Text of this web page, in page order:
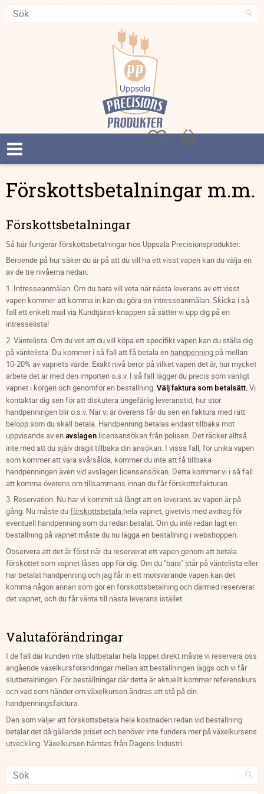
FavoriterKundvagn
Förskottsbetalningar m.m.
Förskottsbetalningar
Så här fungerar förskottsbetalningar hos Uppsala Precisionsprodukter:
Beroende på hur säker du är på att du vill ha ett visst vapen kan du välja en
av de tre nivåerna nedan:
1. Intresseanmälan. Om du bara vill veta när nästa leverans av ett visst
vapen kommer att komma in kan du göra en intresseanmälan. Skicka i så
fall ett enkelt mail via Kundtjänst-knappen så sätter vi upp dig på en
intresselista!
2. Väntelista. Om du vet att du vill köpa ett specifikt vapen kan du ställa dig
på väntelista. Du kommer i så fall att få betala en handpenning på mellan
10-20% av vapnets värde. Exakt nivå beror på vilket vapen det är, hur mycket
arbete det är med den importen o.s.v. I så fall lägger du precis som vanligt
vapnet i korgen och genomför en beställning. Välj faktura som betalsätt. Vi
kontaktar dig sen för att diskutera ungefärlig leveranstid, hur stor
handpenningen blir o.s.v. När vi är överens får du sen en faktura med rätt
belopp som du skall betala. Handpenning betalas endast tillbaka mot
uppvisande av en avslagen licensansökan från polisen. Det räcker alltså
inte med att du själv dragit tillbaka din ansökan. I vissa fall, för unika vapen
som kommer att vara svårsålda, kommer du inte att få tillbaka
handpenningen även vid avslagen licensansökan. Detta kommer vi i så fall
att komma överens om tillsammans innan du får förskottsfakturan.
3. Reservation. Nu har vi kommit så långt att en leverans av vapen är på
gång. Nu måste duförskottsbetala hela vapnet, givetvis med avdrag för
eventuell handpenning som du redan betalat. Om du inte redan lagt en
beställning på vapnet måste du nu lägga en beställning i webshoppen.
Observera att det är först när du reserverat ett vapen genom att betala
förskottet som vapnet låses upp för dig. Om du "bara" står på väntelista eller
har betalat handpenning och jag får in ett motsvarande vapen kan det
komma någon annan som gör en förskottsbetalning och därmed reserverar
det vapnet, och du får vänta till nästa leverans istället.
Valutaförändringar
I de fall där kunden inte slutbetalar hela loppet direkt måste vi reservera oss
angående växelkursförändringar mellan att beställningen läggs och vi får
slutbetalningen. För beställningar där detta är aktuellt kommer referenskurs
och vad som händer om växelkursen ändras att stå på din
handpenningsfaktura.
Den som väljer att förskottsbetala hela kostnaden redan vid beställning
betalar det då gällande priset och behöver inte fundera mer på växelkursens
utveckling. Växelkursen hämtas från Dagens Industri.